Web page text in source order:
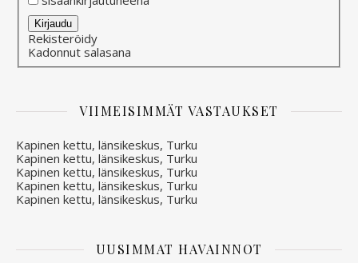
Alternative:
Kirjaudu
Rekisteröidy
Kadonnut salasana
VIIMEISIMMÄT VASTAUKSET
Kapinen kettu, länsikeskus, Turku
Kapinen kettu, länsikeskus, Turku
Kapinen kettu, länsikeskus, Turku
Kapinen kettu, länsikeskus, Turku
Kapinen kettu, länsikeskus, Turku
UUSIMMAT HAVAINNOT